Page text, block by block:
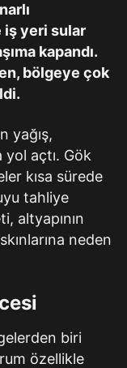
iş yeri sular
kapandı.
bölgeye çok
yağış,
açtı. Gök
kısa sürede
tahliye
altyapının
neden
biri
özellikle